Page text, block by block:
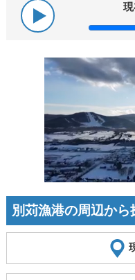
別苅漁港の周辺から